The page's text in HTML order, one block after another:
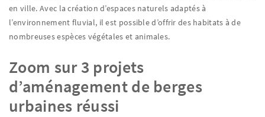
en ville. Avec la création d’espaces naturels adaptés à
l’environnement fluvial, il est possible d’offrir des habitats à de
nombreuses espèces végétales et animales.
Zoom sur 3 projets
d’aménagement de berges
urbaines réussi